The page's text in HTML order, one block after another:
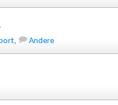
, Andere